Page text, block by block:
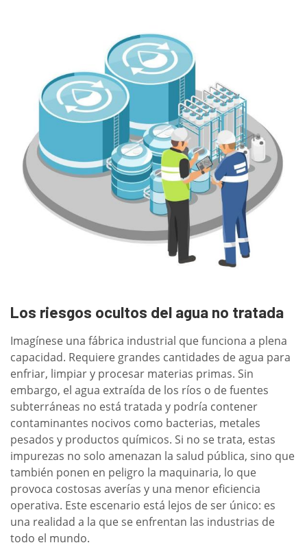
Los riesgos ocultos del agua no tratada
Imagínese una fábrica industrial que funciona a plena
capacidad. Requiere grandes cantidades de agua para
enfriar, limpiar y procesar materias primas. Sin
embargo, el agua extraída de los ríos o de fuentes
subterráneas no está tratada y podría contener
contaminantes nocivos como bacterias, metales
pesados y productos químicos. Si no se trata, estas
impurezas no solo amenazan la salud pública, sino que
también ponen en peligro la maquinaria, lo que
provoca costosas averías y una menor eficiencia
operativa. Este escenario está lejos de ser único: es
una realidad a la que se enfrentan las industrias de
todo el mundo.